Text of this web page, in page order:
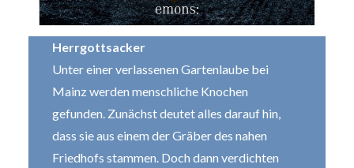
Herrgottsacker
Unter einer verlassenen Gartenlaube bei
Mainz werden menschliche Knochen
gefunden. Zunächst deutet alles darauf hin,
dass sie aus einem der Gräber des nahen
Friedhofs stammen. Doch dann verdichten